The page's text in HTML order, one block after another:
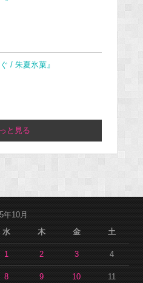
/ 朱夏氷菓』
と見る
年10月
水 木 金 土
1 2 3 4
8 9 10 11